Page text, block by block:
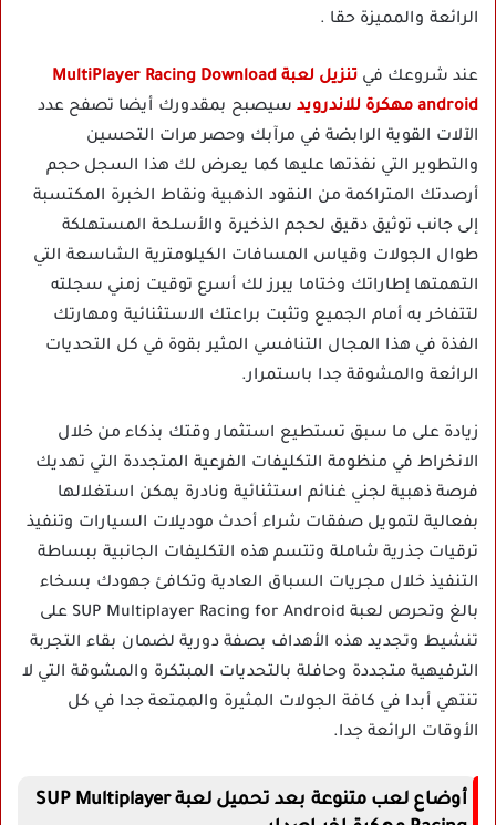
الرائعة والمميزة حقا .
عند شروعك في
تنزيل لعبة MultiPlayer Racing Download
android مهكرة للاندرويد
سيصبح بمقدورك أيضا تصفح عدد
الآلات القوية الرابضة في مرآبك وحصر مرات التحسين
والتطوير التي نفذتها عليها كما يعرض لك هذا السجل حجم
أرصدتك المتراكمة من النقود الذهبية ونقاط الخبرة المكتسبة
إلى جانب توثيق دقيق لحجم الذخيرة والأسلحة المستهلكة
طوال الجولات وقياس المسافات الكيلومترية الشاسعة التي
التهمتها إطاراتك وختاما يبرز لك أسرع توقيت زمني سجلته
لتتفاخر به أمام الجميع وتثبت براعتك الاستثنائية ومهارتك
الفذة في هذا المجال التنافسي المثير بقوة في كل التحديات
الرائعة والمشوقة جدا باستمرار.
زيادة على ما سبق تستطيع استثمار وقتك بذكاء من خلال
الانخراط في منظومة التكليفات الفرعية المتجددة التي تهديك
فرصة ذهبية لجني غنائم استثنائية ونادرة يمكن استغلالها
بفعالية لتمويل صفقات شراء أحدث موديلات السيارات وتنفيذ
ترقيات جذرية شاملة وتتسم هذه التكليفات الجانبية ببساطة
التنفيذ خلال مجريات السباق العادية وتكافئ جهودك بسخاء
بالغ وتحرص لعبة SUP Multiplayer Racing for Android على
تنشيط وتجديد هذه الأهداف بصفة دورية لضمان بقاء التجربة
الترفيهية متجددة وحافلة بالتحديات المبتكرة والمشوقة التي لا
تنتهي أبدا في كافة الجولات المثيرة والممتعة جدا في كل
الأوقات الرائعة جدا.
أوضاع لعب متنوعة بعد تحميل لعبة SUP Multiplayer